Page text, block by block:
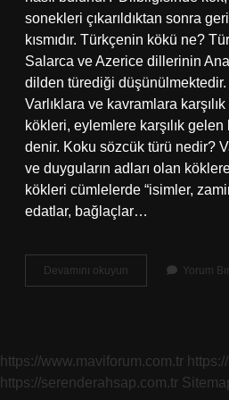
sonekleri çıkarıldıktan sonra
kısmıdır. Türkçenin kökü ne?
Salarca ve Azerice dillerinin
dilden türediği
Varlıklara ve kavramlara
kökleri, eylemlere karşılık
denir. Koku sözcük türü nedir?
ve duyguların adları olan
kökleri cümlelerde “isimler,
edatlar, bağlaçlar…
Devamını okuyun
Kelimesinin
Yorum
https://www.maviforum.com.tr
https://serenderahsap.com.tr